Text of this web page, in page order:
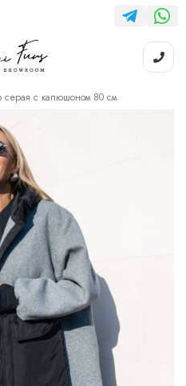
серая с капюшоном 80 см.